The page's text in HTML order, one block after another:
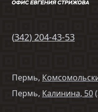
(342) 204-43-53
Пермь,
Пермь, Калинина, 50